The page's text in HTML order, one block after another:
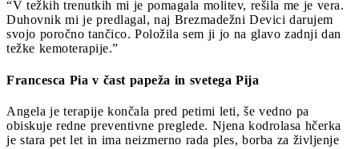
“V težkih trenutkih mi je pomagala molitev, rešila me je vera.
Duhovnik mi je predlagal, naj Brezmadežni Devici darujem
svojo poročno tančico. Položila sem ji jo na glavo zadnji dan
težke kemoterapije.”
Francesca Pia v čast papeža in svetega Pija
Angela je terapije končala pred petimi leti, še vedno pa
obiskuje redne preventivne preglede. Njena kodrolasa hčerka
je stara pet let in ima neizmerno rada ples, borba za življenje